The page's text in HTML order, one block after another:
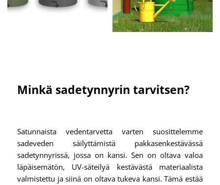
Minkä sadetynnyrin tarvitsen?
Satunnaista vedentarvetta varten suosittelemme
sadeveden säilyttämistä pakkasenkestävässä
sadetynnyrissä, jossa on kansi. Sen on oltava valoa
läpäisemätön, UV-säteilyä kestävästä materiaalista
valmistettu ja siinä on oltava tukeva kansi. Tämä estää